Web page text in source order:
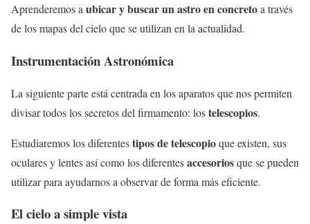
Aprenderemos aubicar y buscar un astro en concretoa través
de los mapas del cielo que se utilizan en la actualidad.
Instrumentación Astronómica
La siguiente parte está centrada en los aparatos que nos permiten
divisar todos los secretos del firmamento: lostelescopios.
Estudiaremos los diferentestipos de telescopioque existen, sus
oculares y lentes así como los diferentesaccesoriosque se pueden
utilizar para ayudarnos a observar de forma más eficiente.
El cielo a simple vista